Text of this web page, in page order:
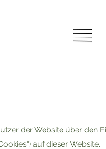
der Website über den
auf dieser Website.